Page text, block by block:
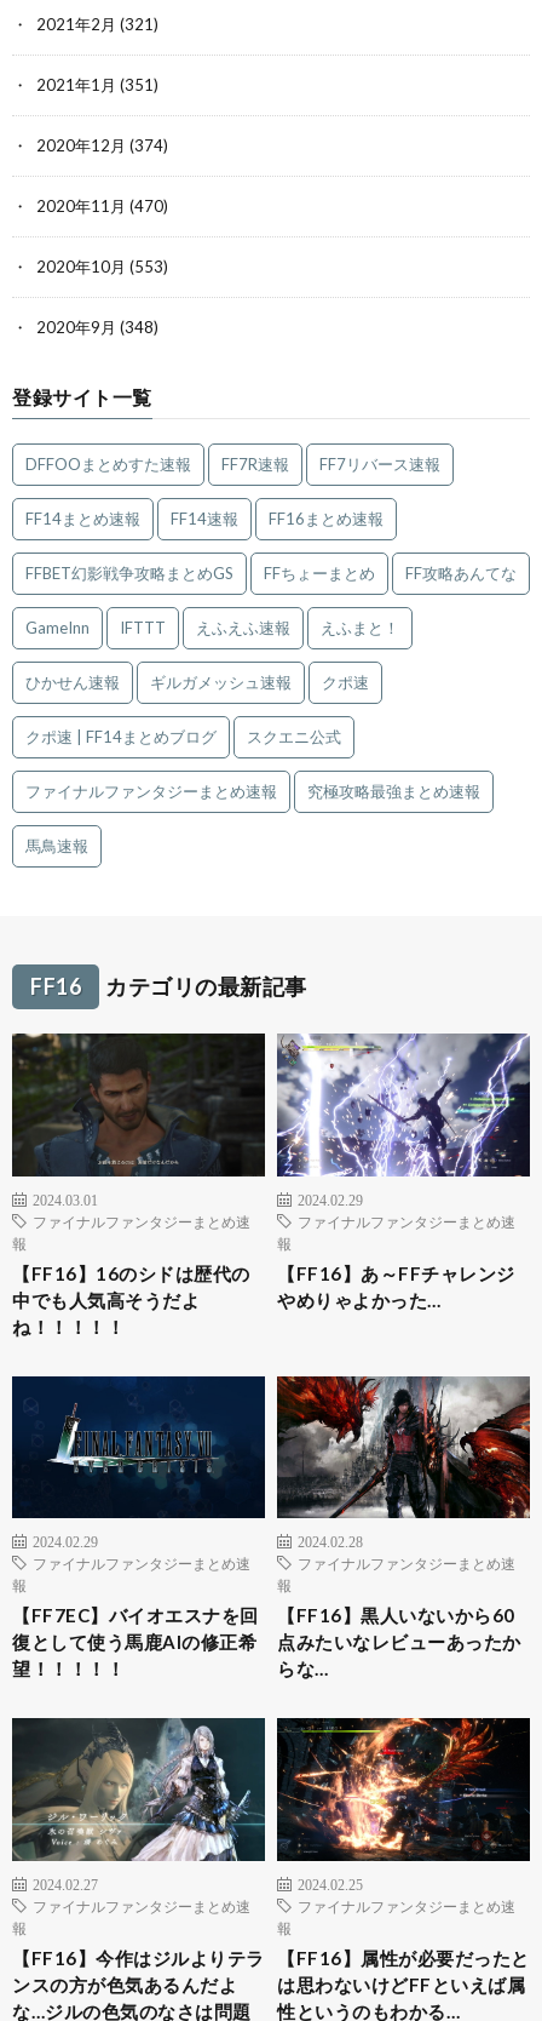
2021年2月 (321)
2021年1月 (351)
2020年12月 (374)
2020年11月 (470)
2020年10月 (553)
2020年9月 (348)
登録サイト一覧
DFFOOまとめすた速報 FF7R速報 FF7リバース速報
FF14まとめ速報 FF14速報 FF16まとめ速報
FFBET幻影戦争攻略まとめGS FFちょーまとめ FF攻略あんてな
GameInn IFTTT えふえふ速報 えふまと！
ひかせん速報 ギルガメッシュ速報 クポ速
クポ速 | FF14まとめブログ スクエニ公式
ファイナルファンタジーまとめ速報 究極攻略最強まとめ速報
馬鳥速報
FF16 カテゴリの最新記事
2024.03.01
ファイナルファンタジーまとめ速
報
【FF16】16のシドは歴代の
中でも人気高そうだよ
ね！！！！！
2024.02.29
ファイナルファンタジーまとめ速
報
【FF16】あ～FFチャレンジ
やめりゃよかった…
2024.02.29
ファイナルファンタジーまとめ速
報
【FF7EC】バイオエスナを回
復として使う馬鹿AIの修正希
望！！！！！
2024.02.28
ファイナルファンタジーまとめ速
報
【FF16】黒人いないから60
点みたいなレビューあったか
らな…
2024.02.27
ファイナルファンタジーまとめ速
報
【FF16】今作はジルよりテラ
ンスの方が色気あるんだよ
な…ジルの色気のなさは問題
2024.02.25
ファイナルファンタジーまとめ速
報
【FF16】属性が必要だったと
は思わないけどFFといえば属
性というのもわかる…